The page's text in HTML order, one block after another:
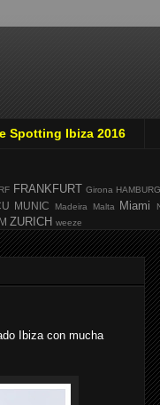
Spotting Ibiza 2016
FRANKFURT Girona
MUNIC Madeira Malta Miami
ZURICH weeze
Ibiza con mucha